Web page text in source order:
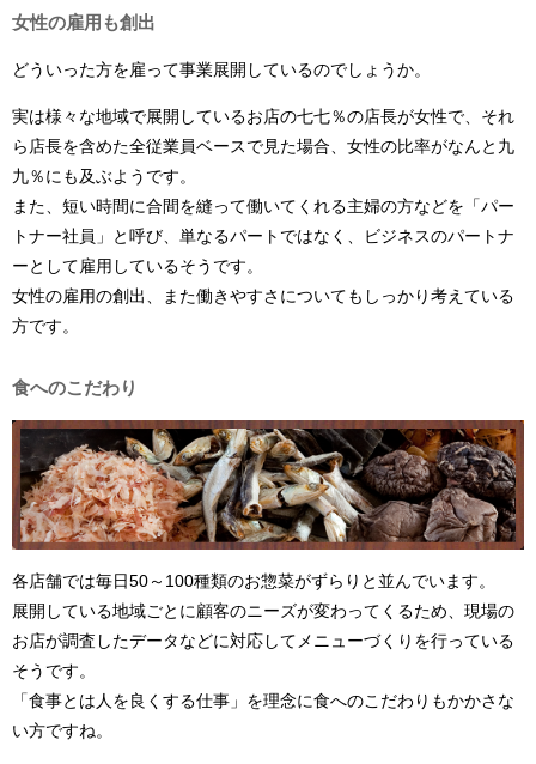
女性の雇用も創出
どういった方を雇って事業展開しているのでしょうか。
実は様々な地域で展開しているお店の七七％の店長が女性で、それ
ら店長を含めた全従業員ベースで見た場合、女性の比率がなんと九
九％にも及ぶようです。
また、短い時間に合間を縫って働いてくれる主婦の方などを「パー
トナー社員」と呼び、単なるパートではなく、ビジネスのパートナ
ーとして雇用しているそうです。
女性の雇用の創出、また働きやすさについてもしっかり考えている
方です。
食へのこだわり
各店舗では毎日50～100種類のお惣菜がずらりと並んでいます。
展開している地域ごとに顧客のニーズが変わってくるため、現場の
お店が調査したデータなどに対応してメニューづくりを行っている
そうです。
「食事とは人を良くする仕事」を理念に食へのこだわりもかかさな
い方ですね。